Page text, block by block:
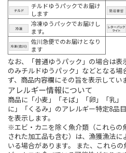
チルドゆうパックでお届け
します
冷凍ゆうパックでお届けし
ます。
佐川急便でのお届けとなり
ます
なお、「普通ゆうパック」の場合は
のみチルドゆうパック」などとなる場
ず、商品内容欄にその旨を表示してい
アレルギー情報について
商品に「小麦」「そば」「卵」「乳」
に」「くるみ」のアレルギー特定8品
を表示します。
※エビ・カニを除く魚介類（これらの
された加工品も含む）は、漁獲漁法に
いる場合があります。 また、これら